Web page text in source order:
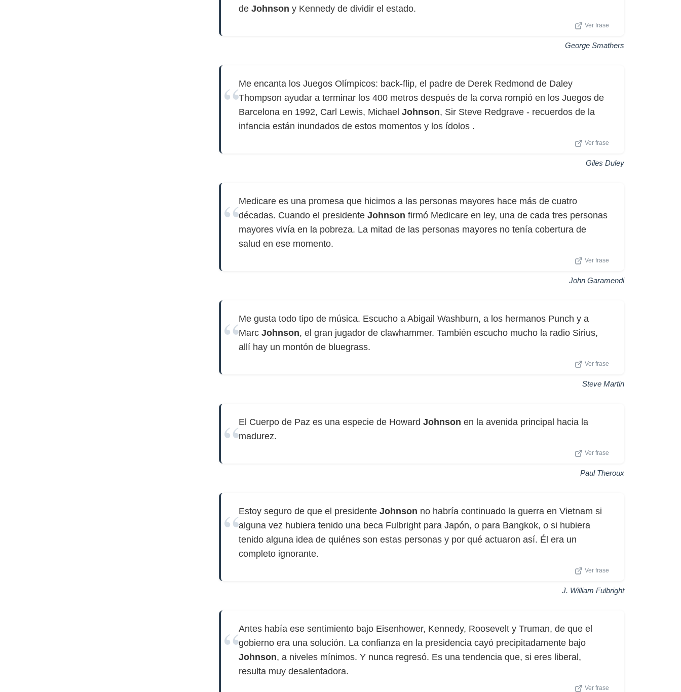
de Johnson y Kennedy de dividir el estado.
Ver frase
George Smathers
Me encanta los Juegos Olímpicos: back-flip, el padre de Derek Redmond de Daley
Thompson ayudar a terminar los 400 metros después de la corva rompió en los Juegos de
Barcelona en 1992, Carl Lewis, Michael Johnson, Sir Steve Redgrave - recuerdos de la
infancia están inundados de estos momentos y los ídolos .
Ver frase
Giles Duley
Medicare es una promesa que hicimos a las personas mayores hace más de cuatro
décadas. Cuando el presidente Johnson firmó Medicare en ley, una de cada tres personas
mayores vivía en la pobreza. La mitad de las personas mayores no tenía cobertura de
salud en ese momento.
Ver frase
John Garamendi
Me gusta todo tipo de música. Escucho a Abigail Washburn, a los hermanos Punch y a
Marc Johnson, el gran jugador de clawhammer. También escucho mucho la radio Sirius,
allí hay un montón de bluegrass.
Ver frase
Steve Martin
El Cuerpo de Paz es una especie de Howard Johnson en la avenida principal hacia la
madurez.
Ver frase
Paul Theroux
Estoy seguro de que el presidente Johnson no habría continuado la guerra en Vietnam si
alguna vez hubiera tenido una beca Fulbright para Japón, o para Bangkok, o si hubiera
tenido alguna idea de quiénes son estas personas y por qué actuaron así. Él era un
completo ignorante.
Ver frase
J. William Fulbright
Antes había ese sentimiento bajo Eisenhower, Kennedy, Roosevelt y Truman, de que el
gobierno era una solución. La confianza en la presidencia cayó precipitadamente bajo
Johnson, a niveles mínimos. Y nunca regresó. Es una tendencia que, si eres liberal,
resulta muy desalentadora.
Ver frase